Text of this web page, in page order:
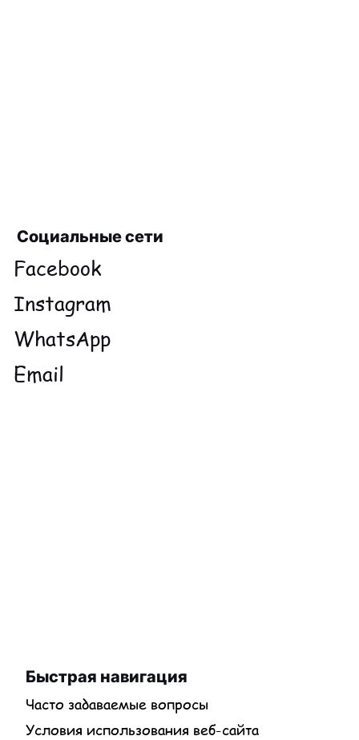
Социальные сети
Facebook
Instagram
WhatsApp
Email
Быстрая навигация
Часто задаваемые вопросы
Условия использования веб-сайта